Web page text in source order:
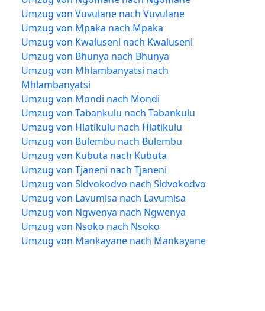
Umzug von Vuvulane nach Vuvulane
Umzug von Mpaka nach Mpaka
Umzug von Kwaluseni nach Kwaluseni
Umzug von Bhunya nach Bhunya
Umzug von Mhlambanyatsi nach
Mhlambanyatsi
Umzug von Mondi nach Mondi
Umzug von Tabankulu nach Tabankulu
Umzug von Hlatikulu nach Hlatikulu
Umzug von Bulembu nach Bulembu
Umzug von Kubuta nach Kubuta
Umzug von Tjaneni nach Tjaneni
Umzug von Sidvokodvo nach Sidvokodvo
Umzug von Lavumisa nach Lavumisa
Umzug von Ngwenya nach Ngwenya
Umzug von Nsoko nach Nsoko
Umzug von Mankayane nach Mankayane